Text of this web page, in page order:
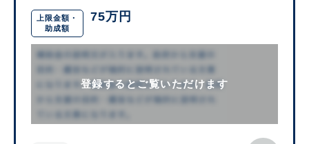
上限金額・
助成額
75万円
登録するとご覧いただけます